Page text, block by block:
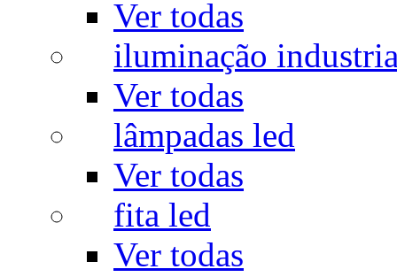
Ver todas
iluminação
Ver todas
lâmpadas led
Ver todas
fita led
Ver todas